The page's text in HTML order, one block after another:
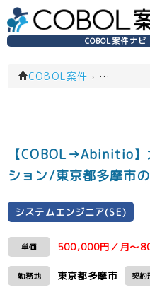
COBOL案件ナビ
COBOL案件 › システム
【COBOL→Abinitio】
ション/東京都多摩市
システムエンジニア(SE)
単価 500,000円／月～
勤務地 東京都多摩市 契約